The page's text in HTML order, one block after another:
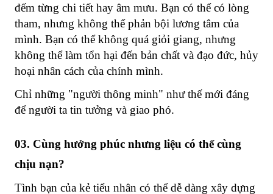
đếm từng chi tiết hay âm mưu. Bạn có thể có lòng
tham, nhưng không thể phản bội lương tâm của
mình. Bạn có thể không quá giỏi giang, nhưng
không thể làm tổn hại đến bản chất và đạo đức, hủy
hoại nhân cách của chính mình.
Chỉ những "người thông minh" như thế mới đáng
để người ta tin tưởng và giao phó.
03. Cùng hưởng phúc nhưng liệu có thể cùng
chịu nạn?
Tình bạn của kẻ tiểu nhân có thể dễ dàng xây dựng